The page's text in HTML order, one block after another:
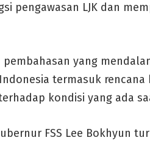
pengawasan LJK dan
yang
termasuk
kondisi yang ada
FSS Lee Bokhyun